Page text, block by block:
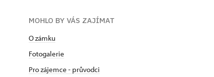
MOHLO BY VÁS ZAJÍMAT
O zámku
Fotogalerie
Pro zájemce - průvodci